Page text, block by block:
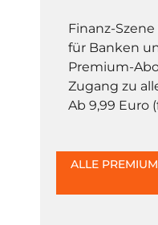
Finanz-
für Banken
Premium-
Zugang zu
Ab 9,99 Euro
ALLE